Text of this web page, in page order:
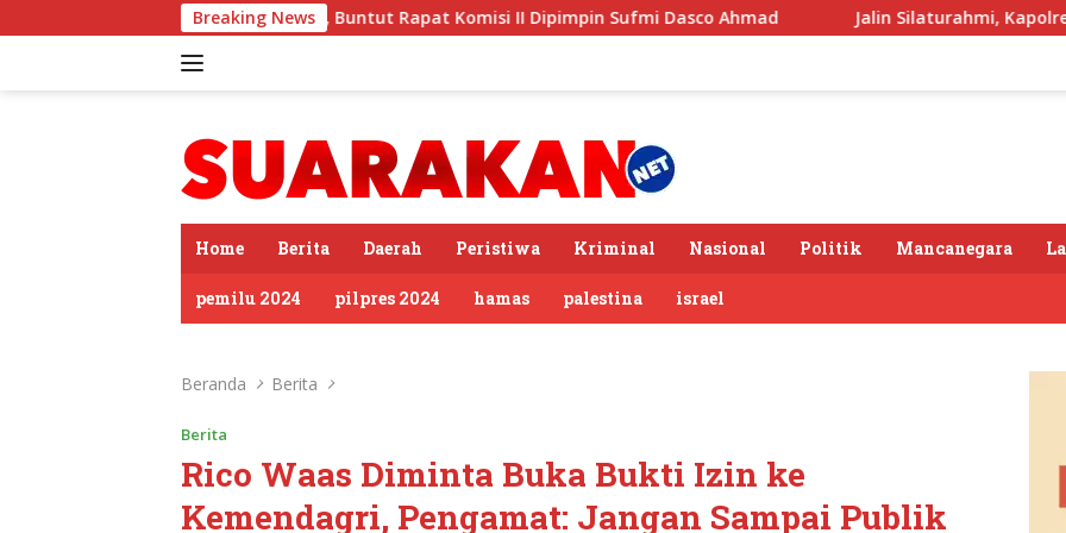
ke
Breaking News
Sirkus’, Buntut Rapat Komisi II Dipimpin Sufmi Dasco Ahmad Jalin Silaturahmi, Kapolres Langkat Ngopi
Home Berita Daerah Peristiwa Kriminal Nasional Politik Mancanegara
pemilu 2024 pilpres 2024 hamas palestina israel
Beranda Berita
Berita
Rico Waas Diminta Buka Bukti Izin ke
Kemendagri, Pengamat: Jangan Sampai Publik